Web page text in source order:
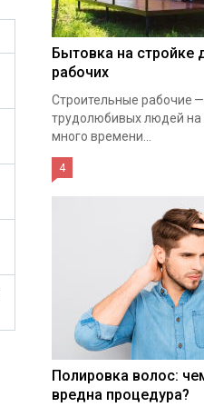
Бытовка на стройке
рабочих
Строительные рабочие
трудолюбивых людей на
много времени...
4
Полировка волос:
вредна процедура?